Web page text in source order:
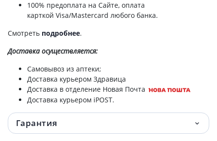
100% предоплата на Сайте, оплата
карткой Visa/Mastercard любого банка.
Смотреть подробнее.
Доставкаосуществляется:
Самовывоз из аптеки;
Доставка курьером Здравица
Доставка в отделение Новая Почта
Доставка курьером iPOST.
Гарантия